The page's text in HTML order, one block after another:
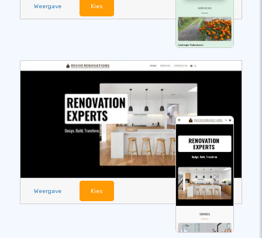
Weergave Kies
Weergave Kies